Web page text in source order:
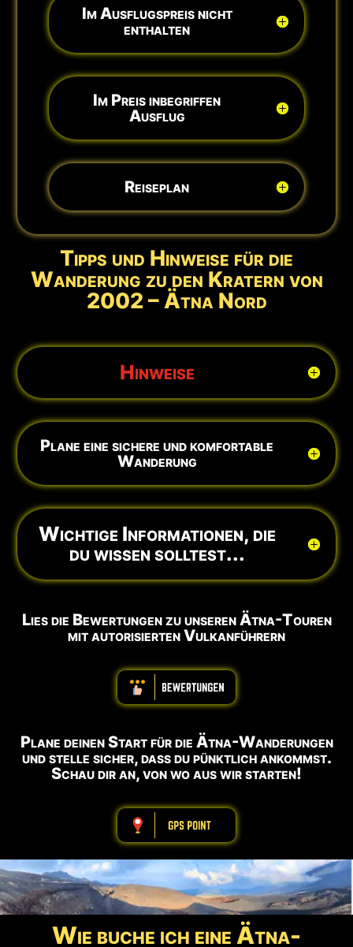
Im Ausflugspreis nicht
enthalten
Im Preis inbegriffen
Ausflug
Reiseplan
Tipps und Hinweise für die
Wanderung zu den Kratern von
2002 – Ätna Nord
Hinweise
Plane eine sichere und komfortable
Wanderung
Wichtige Informationen, die
du wissen solltest...
Lies die Bewertungen zu unseren Ätna-Touren
mit autorisierten Vulkanführern
ABBBBBBBBBB
Plane deinen Start für die Ätna-Wanderungen
und stelle sicher, dass du pünktlich ankommst.
Schau dir an, von wo aus wir starten!
ABBBBBBBBBB
Wie buche ich eine Ätna-